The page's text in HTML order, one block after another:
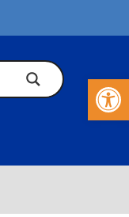
Barra de